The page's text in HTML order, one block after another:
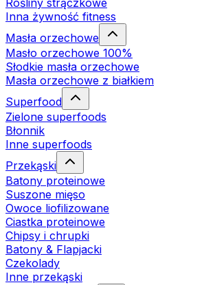
Rośliny strączkowe
Inna żywność fitness
Masła orzechowe
Masło orzechowe 100%
Słodkie masła orzechowe
Masła orzechowe z białkiem
Superfood
Zielone superfoods
Błonnik
Inne superfoods
Przekąski
Batony proteinowe
Suszone mięso
Owoce liofilizowane
Ciastka proteinowe
Chipsy i chrupki
Batony & Flapjacki
Czekolady
Inne przekąski